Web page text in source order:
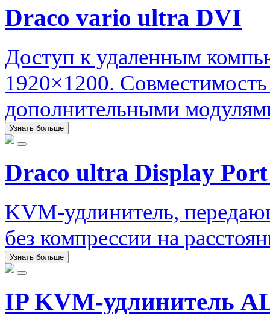
Draco vario ultra DVI
Доступ к удаленным
1920×1200.
дополнительными
Узнать больше
Draco ultra Display Port
KVM-удлинитель,
без компрессии на
Узнать больше
IP KVM-удлинитель